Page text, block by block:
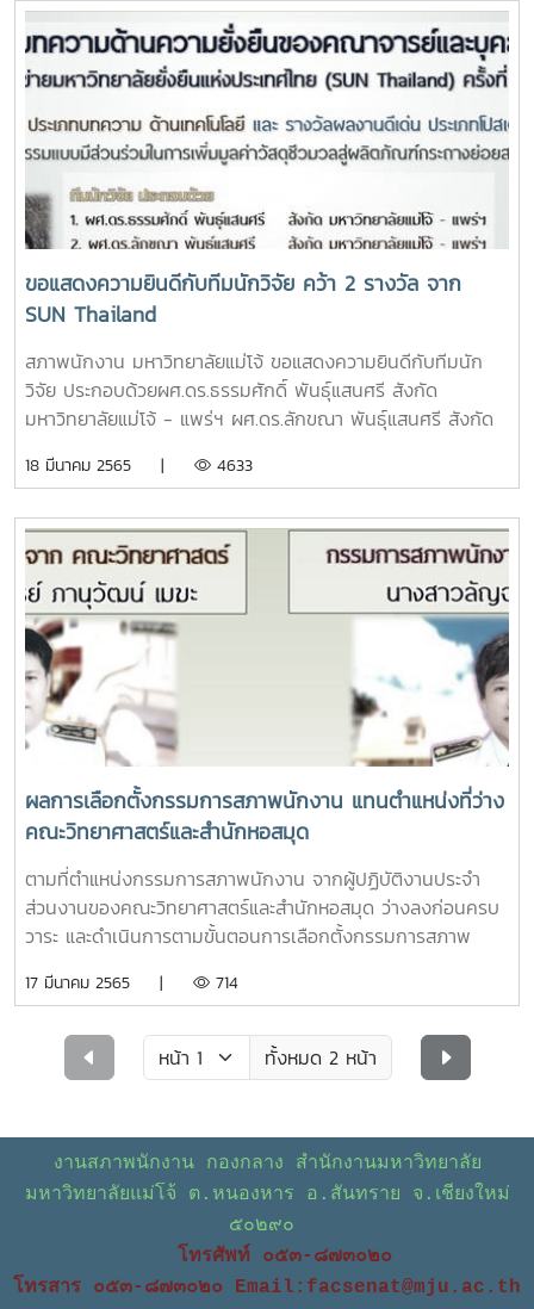
ประเภทบทความ ชื่อผลงาน "การยกระดับกระบวนการผลิตสินค้า
การเกษตรในชุมชนให้เป็นสินค้าเกษตรปลอดสารพิษ ลดต้นทุน
การผลิตและสร้างมูลค่าเพิ่มสินค้าเกษตร โดยเป็นมิตรกับสิ่ง
ขอแสดงความยินดีกับทีมนักวิจัย คว้า 2 รางวัล จาก
SUN Thailand
สภาพนักงาน มหาวิทยาลัยแม่โจ้ ขอแสดงความยินดีกับทีมนัก
วิจัย ประกอบด้วยผศ.ดร.ธรรมศักดิ์ พันธุ์แสนศรี สังกัด
มหาวิทยาลัยแม่โจ้ - แพร่ฯ ผศ.ดร.ลักขณา พันธุ์แสนศรี สังกัด
มหาวิทยาลัยแม่โจ้ - แพร่ฯผศ.ดร.นิกราน หอมดวง คณบดี
วิทยาลัยพลังงานทดแทนนายภิญโญ ผลงาม สังกัด
มหาวิทยาลัยแม่โจ้ - แพร่ฯคว้า 2 รางวัล จากการประกวด
บทความด้านความยั่งยืนของคณาจารย์และบุคลากร ปี 2564 ใน
การประชุมประจำปีเครือข่ายมหาวิทยาลัยยั่งยืนแห่งประเทศไทย
(SUN Thailand) ครั้งที่ 6 รางวัลผลงานดีเด่น ประเภทบทความ
ด้านเทคโนโลยีและ รางวัลผลงานดีเด่น ประเภทโปสเตอร์ ด้านสิ่ง
แวดล้อม ชื่อผลงาน “การส่งเสริมนวัตกรรมแบบมีส่วนร่วมในการ
เพิ่มมูลค่าวัสดุชีวมวลสู่ผลิตภัณฑ์กระถางย่อยสลายได้ที่เป็นมิตร
กับสิ่งแวดล้อม”
18 มีนาคม 2565 | 4633
ผลการเลือกตั้งกรรมการสภาพนักงาน แทนตำแหน่งที่ว่าง
คณะวิทยาศาสตร์และสำนักหอสมุด
ตามที่ตำแหน่งกรรมการสภาพนักงาน จากผู้ปฏิบัติงานประจำ
ส่วนงานของคณะวิทยาศาสตร์และสำนักหอสมุด ว่างลงก่อนครบ
วาระ และดำเนินการตามขั้นตอนการเลือกตั้งกรรมการสภาพ
จากผู้ปฏิบัติงานในมหาวิทยาลัยจากคณะวิทยาศาสตร์ แทน
สภาพนักงานจากผู้ปฏิบัติงานในมหาวิทยาลัยจากสำนักหอสมุด
แทนตำแหน่งที่ว่าง คือ นางสาวลัญฉ์พิชา พิมพาสภาพนักงานจึง
17 มีนาคม 2565 | 714
ทั้งหมด 2 หน้า
งานสภาพนักงาน กองกลาง สำนักงานมหาวิทยาลัย
มหาวิทยาลัยแม่โจ้ ต.หนองหาร อ.สันทราย จ.เชียงใหม่
๕๐๒๙๐
โทรศัพท์ ๐๕๓-๘๗๓๐๒๐
โทรสาร ๐๕๓-๘๗๓๐๒๐ Email:facsenat@mju.ac.th